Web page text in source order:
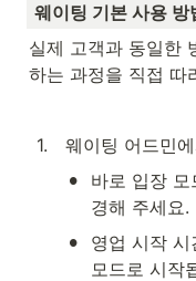
웨이팅 기본 사용 방
실제 고객과 동일한
하는 과정을 직접 따
1. 웨이팅 어드민
•
바로 입장
경해 주세요.
•
영업 시작
모드로 시작